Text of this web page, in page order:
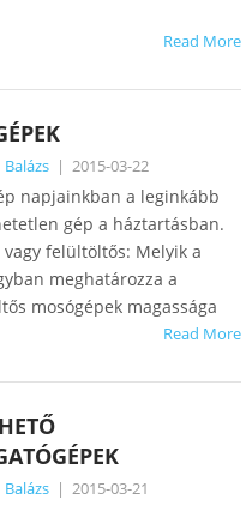
Read More
| 2015-03-22
napjainkban a leginkább
gép a háztartásban.
vagy felültöltős: Melyik a
meghatározza a
mosógépek magassága
Read More
| 2015-03-21